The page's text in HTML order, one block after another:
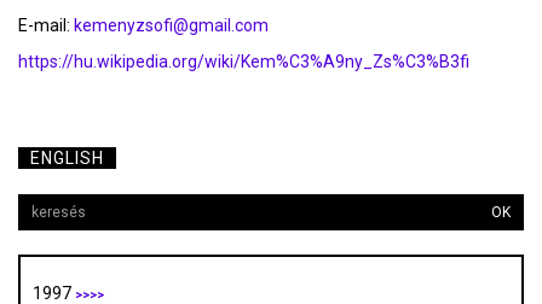
E-mail: kemenyzsofi@gmail.com
https://hu.wikipedia.org/wiki/Kem%C3%A9ny_Zs%C3%B3fi
ENGLISH
OK
1997 >>>>